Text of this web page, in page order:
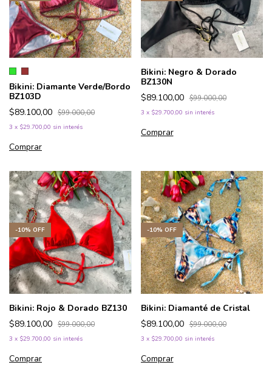
Bikini: Diamante Verde/Bordo
BZ103D
$89.100,00 $99.000,00
3 x $29.700,00 sin interés
Comprar
Bikini: Negro & Dorado
BZ130N
$89.100,00 $99.000,00
3 x $29.700,00 sin interés
Comprar
-10% OFF
Bikini: Rojo & Dorado BZ130
$89.100,00 $99.000,00
3 x $29.700,00 sin interés
Comprar
-10% OFF
Bikini: Diamanté de Cristal
$89.100,00 $99.000,00
3 x $29.700,00 sin interés
Comprar